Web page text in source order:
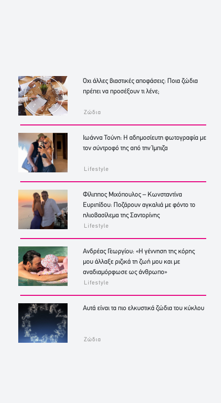
Όχι άλλες βιαστικές αποφάσεις: Ποια ζώδια
πρέπει να προσέξουν τι λένε;
Ζώδια
Ιωάννα Τούνη: Η αδημοσίευτη φωτογραφία με
τον σύντροφό της από την Ίμπιζα
Lifestyle
Φίλιππος Μιχόπουλος – Κωνσταντίνα
Ευριπίδου: Ποζάρουν αγκαλιά με φόντο το
ηλιοβασίλεμα της Σαντορίνης
Lifestyle
Ανδρέας Γεωργίου: «Η γέννηση της κόρης
μου άλλαξε ριζικά τη ζωή μου και με
αναδιαμόρφωσε ως άνθρωπο»
Lifestyle
Αυτά είναι τα πιο ελκυστικά ζώδια του κύκλου
Ζώδια